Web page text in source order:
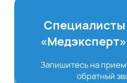
Специалисты
Запишитесь на
обратный